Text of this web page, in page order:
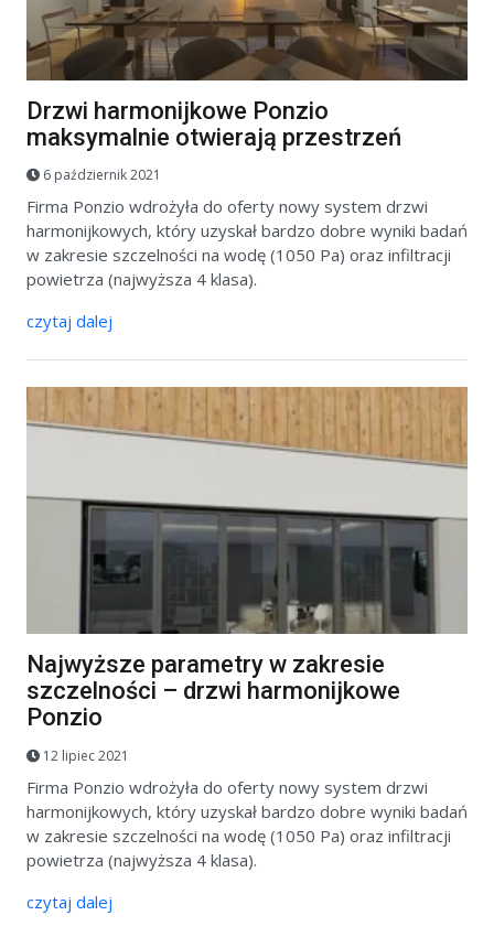
Drzwi harmonijkowe Ponzio
maksymalnie otwierają przestrzeń
6 październik 2021
Firma Ponzio wdrożyła do oferty nowy system drzwi
harmonijkowych, który uzyskał bardzo dobre wyniki badań
w zakresie szczelności na wodę (1050 Pa) oraz infiltracji
powietrza (najwyższa 4 klasa).
czytaj dalej
Najwyższe parametry w zakresie
szczelności – drzwi harmonijkowe
Ponzio
12 lipiec 2021
Firma Ponzio wdrożyła do oferty nowy system drzwi
harmonijkowych, który uzyskał bardzo dobre wyniki badań
w zakresie szczelności na wodę (1050 Pa) oraz infiltracji
powietrza (najwyższa 4 klasa).
czytaj dalej